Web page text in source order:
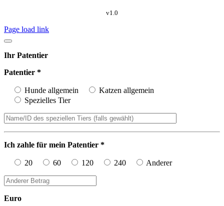
v1.0
Page load link
Ihr Patentier
Patentier *
Hunde allgemein
Katzen allgemein
Spezielles Tier
Ich zahle für mein Patentier *
20 60 120 240 Anderer
Euro